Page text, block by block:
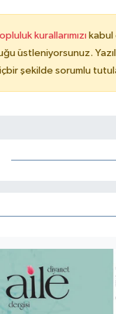
kurallarımızı
üstleniyorsunuz.
şekilde sorumlu
Müftülüğü
Müftülüğü